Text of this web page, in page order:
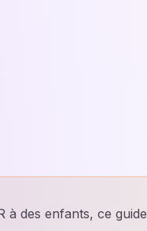
à des enfants, ce guide